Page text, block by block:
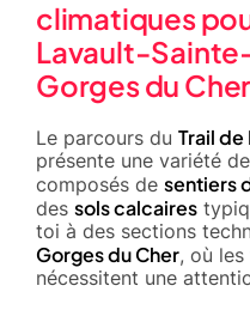
climatiques
Lavault-
Gorges du
Le parcours du Trail
présente une variété
composés de sentiers
des sols calcaires
toi à des sections
Gorges du Cher, où
nécessitent une